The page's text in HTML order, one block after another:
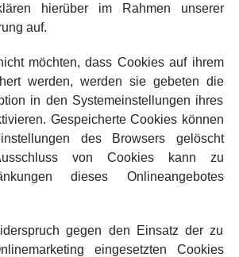
hierüber im Rahmen unserer
auf.
möchten, dass Cookies auf ihrem
werden, werden sie gebeten die
in den Systemeinstellungen ihres
Gespeicherte Cookies können
des Browsers gelöscht
von Cookies kann zu
dieses Onlineangebotes
gegen den Einsatz der zu
eingesetzten Cookies